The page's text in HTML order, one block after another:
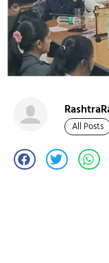
All Posts